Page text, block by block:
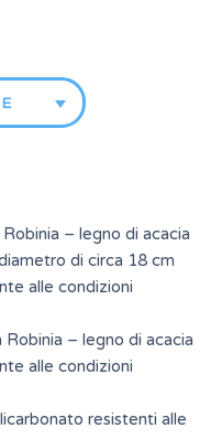
– legno di acacia
di circa 18 cm
alle condizioni
– legno di acacia
alle condizioni
resistenti alle